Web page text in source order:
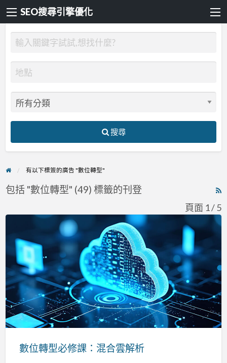
SEO搜尋引擎優化
搜尋
有以下標簽的廣告 "數位轉型"
包括 "數位轉型" (49) 標籤的刊登
頁面 1 / 5
位
必
修
課：
混
合
數位轉型必修課：混合雲解析